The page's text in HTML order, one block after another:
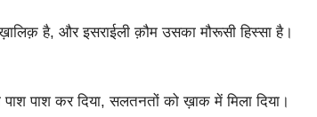
है, और इसराईली क़ौम उसका मौरूसी हिस्सा है।
पाश पाश कर दिया, सलतनतों को ख़ाक में मिला दिया।